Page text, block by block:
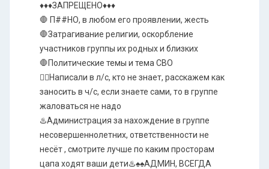
♦️♦️♦️ЗАПРЕЩЕНО♦️♦️♦️
🛑 П##НО, в любом его проявлении, жесть
🛑Затрагивание религии, оскорбление
участников группы их родных и близких
🛑Политические темы и тема СВО
✍🏻Написали в л/с, кто не знает, расскажем как
заносить в ч/с, если знаете сами, то в группе
жаловаться не надо
♨️Администрация за нахождение в группе
несовершеннолетних, ответственности не
несёт , смотрите лучше по каким просторам
цапа ходят ваши дети♨️♠️♠️АДМИН, ВСЕГДА